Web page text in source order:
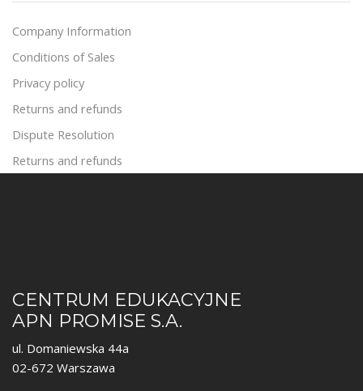
Company Information
Conditions of Sales
Privacy policy
Returns and refunds
Dispute Resolution
Returns and refunds
CENTRUM EDUKACYJNE
APN PROMISE S.A.
ul. Domaniewska 44a
02-672 Warszawa